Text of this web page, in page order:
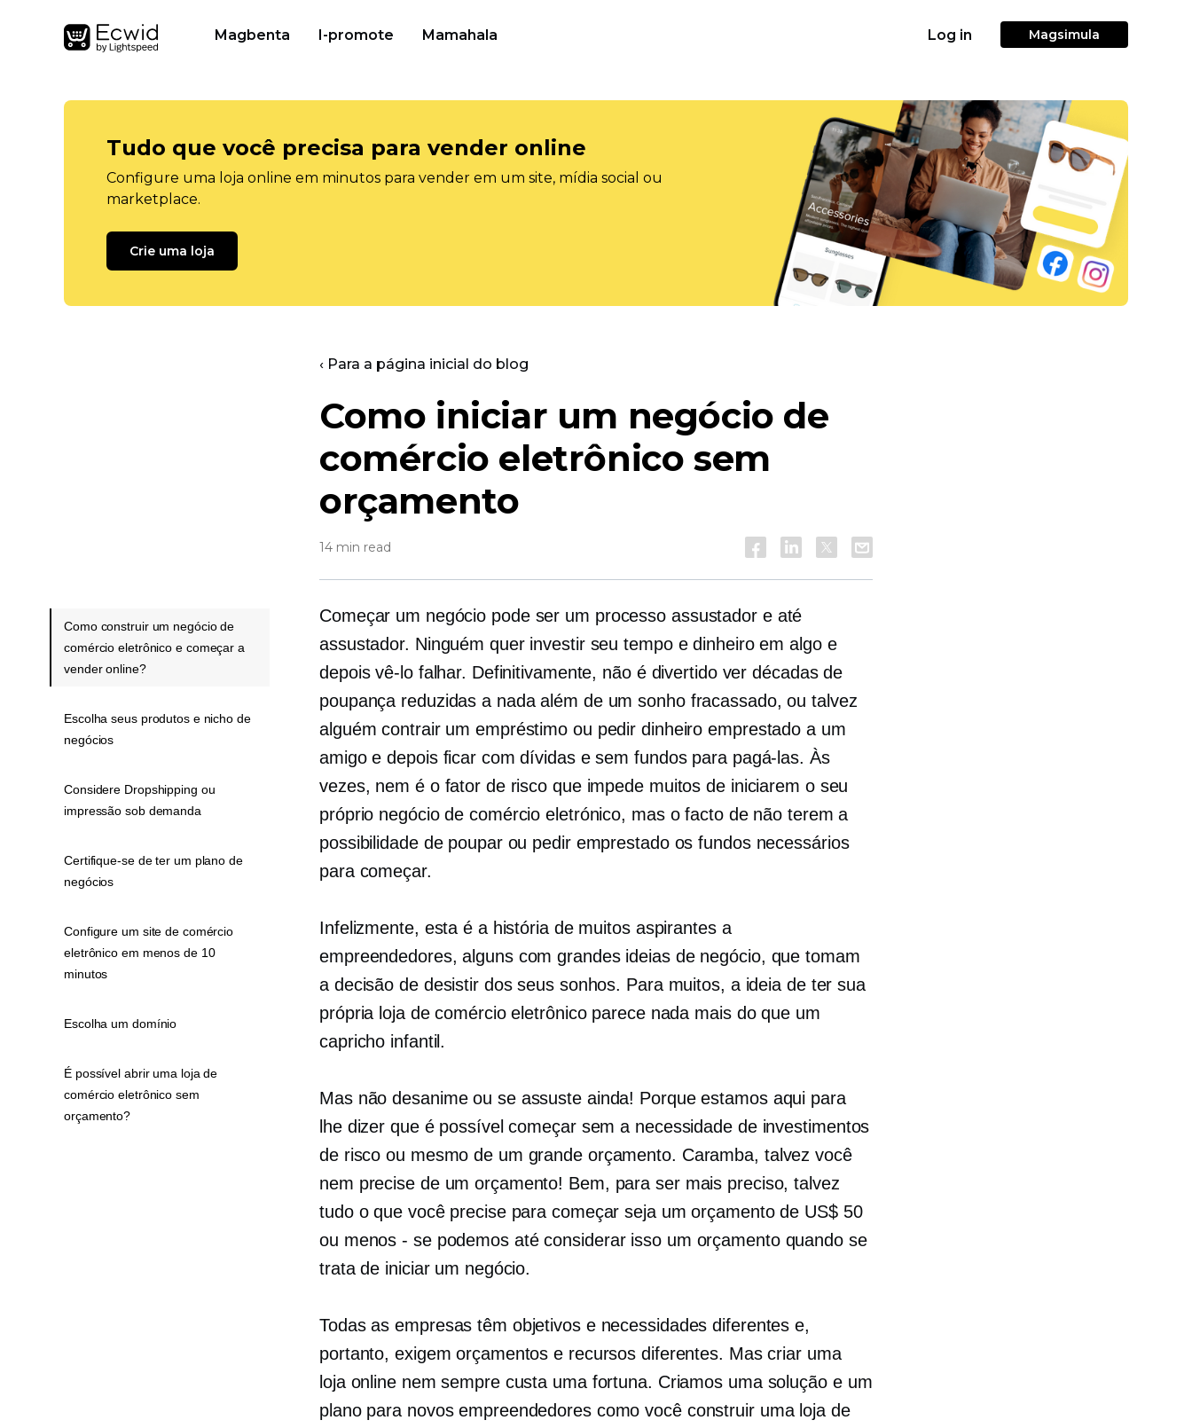
Magbenta I-promote Mamahala Log in Magsimula
Tudo que você precisa para vender online
Configure uma loja online em minutos para vender em um site, mídia social ou
marketplace.
Crie uma loja
‹ Para a página inicial do blog
Como iniciar um negócio de
comércio eletrônico sem
orçamento
14 min read
Começar um negócio pode ser um processo assustador e até
assustador. Ninguém quer investir seu tempo e dinheiro em algo e
depois vê-lo falhar. Definitivamente, não é divertido ver décadas de
poupança reduzidas a nada além de um sonho fracassado, ou talvez
alguém contrair um empréstimo ou pedir dinheiro emprestado a um
amigo e depois ficar com dívidas e sem fundos para pagá-las. Às
vezes, nem é o fator de risco que impede muitos de iniciarem o seu
próprio negócio de comércio eletrónico, mas o facto de não terem a
possibilidade de poupar ou pedir emprestado os fundos necessários
para começar.
Infelizmente, esta é a história de muitos aspirantes a
empreendedores, alguns com grandes ideias de negócio, que tomam
a decisão de desistir dos seus sonhos. Para muitos, a ideia de ter sua
própria loja de comércio eletrônico parece nada mais do que um
capricho infantil.
Mas não desanime ou se assuste ainda! Porque estamos aqui para
lhe dizer que é possível começar sem a necessidade de investimentos
de risco ou mesmo de um grande orçamento. Caramba, talvez você
nem precise de um orçamento! Bem, para ser mais preciso, talvez
tudo o que você precise para começar seja um orçamento de US$ 50
ou menos - sepodemos até considerar isso um orçamento quando se
trata de iniciar um negócio.
Todas as empresas têm objetivos e necessidades diferentes e,
portanto, exigem orçamentos e recursos diferentes. Mas criar uma
loja online nem sempre custa uma fortuna. Criamos uma solução e um
plano para novos empreendedores como você construir uma loja de
Como construir um negócio de
comércio eletrônico e começar a
vender online?
Escolha seus produtos e nicho de
negócios
Considere Dropshipping ou
impressão sob demanda
Certifique-se de ter um plano de
negócios
Configure um site de comércio
eletrônico em menos de 10
minutos
Escolha um domínio
É possível abrir uma loja de
comércio eletrônico sem
orçamento?